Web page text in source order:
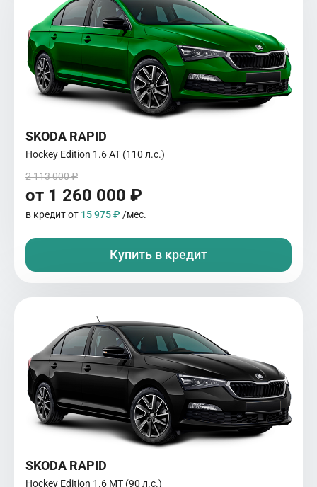
SKODA RAPID
Hockey Edition 1.6 AT (110 л.с.)
2 113 000 ₽
от 1 260 000 ₽
в кредит от 15 975 ₽ /мес.
Купить в кредит
SKODA RAPID
Hockey Edition 1.6 MT (90 л.с.)